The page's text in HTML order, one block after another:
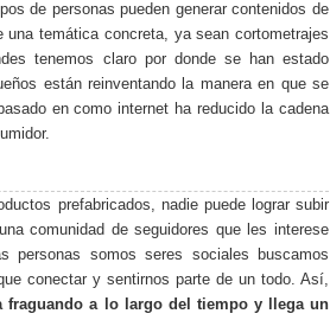
de personas pueden generar contenidos de
una temática concreta, ya sean cortometrajes
tenemos claro por donde se han estado
están reinventando la manera en que se
en como internet ha reducido la cadena
prefabricados, nadie puede lograr subir
comunidad de seguidores que les interese
personas somos seres sociales buscamos
conectar y sentirnos parte de un todo. Así,
fraguando a lo largo del tiempo y llega un